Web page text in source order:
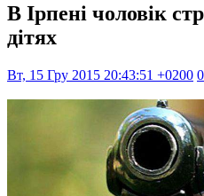
В Ірпені чоловік
дітях
Вт, 15 Гру 2015 20:43:51 +0200 0